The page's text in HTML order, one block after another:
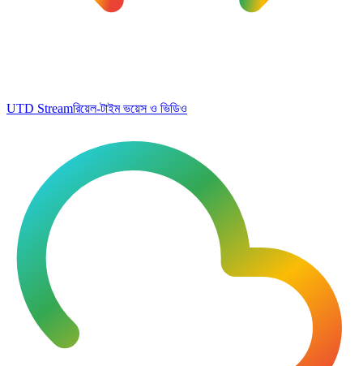
UTD Streamরিয়েল-টাইম ভয়েস ও ভিডিও